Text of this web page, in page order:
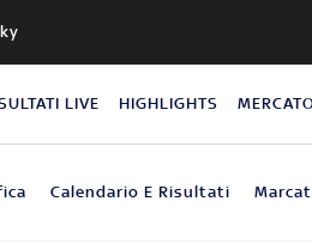
LIVE HIGHLIGHTS
Calendario E Risultati